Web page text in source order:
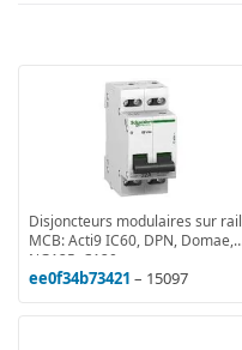
Disjoncteurs modulaires sur rail
MCB: Acti9 IC60, DPN, Domae,
NG125, C120
ee0f34b73421 – 15097